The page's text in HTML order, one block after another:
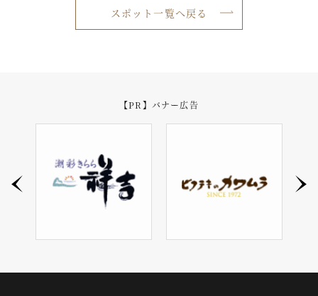
スポット一覧へ戻る
【PR】バナー広告